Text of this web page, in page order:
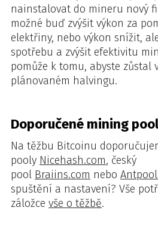
nainstalovat do mineru nový
možné buď zvýšit výkon za
elektřiny, nebo výkon snížit,
spotřebu a zvýšit efektivitu
pomůže k tomu, abyste zůstal
plánovaném halvingu.
Doporučené mining
Na těžbu Bitcoinu
pooly Nicehash.com, český
pool Braiins.com nebo
spuštění a nastavení? Vše
záložce vše o těžbě.